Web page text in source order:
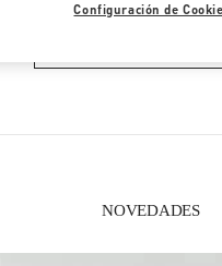
NOVEDADES
Configuración de